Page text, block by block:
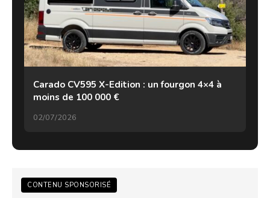
Carado CV595 X-Edition : un fourgon 4×4 à
moins de 100 000 €
02/07/2026
CONTENU SPONSORISÉ